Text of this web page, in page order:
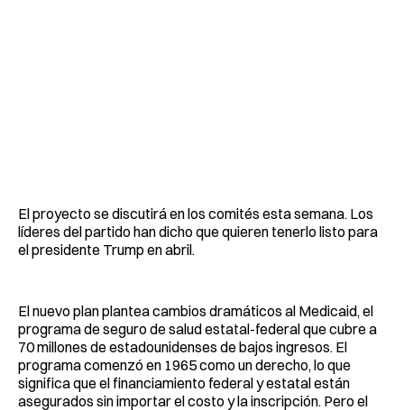
El proyecto se discutirá en los comités esta semana. Los
líderes del partido han dicho que quieren tenerlo listo para
el presidente Trump en abril.
El nuevo plan plantea cambios dramáticos al Medicaid, el
programa de seguro de salud estatal-federal que cubre a
70 millones de estadounidenses de bajos ingresos. El
programa comenzó en 1965 como un derecho, lo que
significa que el financiamiento federal y estatal están
asegurados sin importar el costo y la inscripción. Pero el